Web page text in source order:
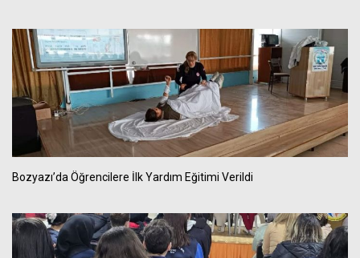
Bozyazı’da Öğrencilere İlk Yardım Eğitimi Verildi